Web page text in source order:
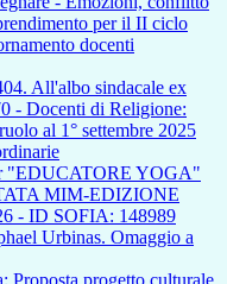
per il II ciclo
docenti
All'albo sindacale ex
- Docenti di Religione:
al 1° settembre 2025
"EDUCATORE YOGA"
MIM-EDIZIONE
- ID SOFIA: 148989
Urbinas. Omaggio a